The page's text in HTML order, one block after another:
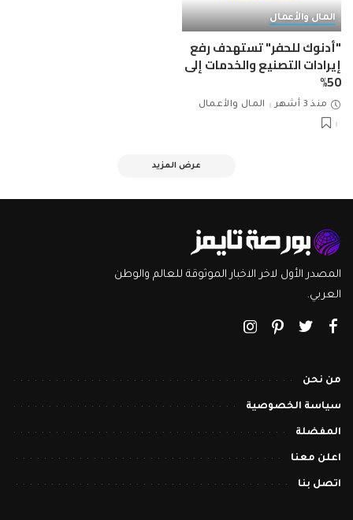
المال والأعمال
"أدنوك للحفر" تستهدف رفع
إيرادات التصنيع والخدمات إلى
50%
منذ 3 أشهر المال والأعمال
عرض المزيد
المصدر الأول لاخر الاخبار الموثوقة للعالم والوطن
العربي.
من نحن
سياسة الخصوصية
المفضلة
اعلن معنا
اتصل بنا